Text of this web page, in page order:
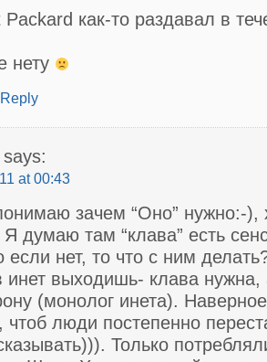
Packard как-то раздавал в
нету
says:
at 00:43
зачем “Оно” нужно:-),
думаю там “клава” есть
если нет, то что с ним
инет выходишь- клава нужна,
(монолог инета).
чтоб люди постепенно
Только